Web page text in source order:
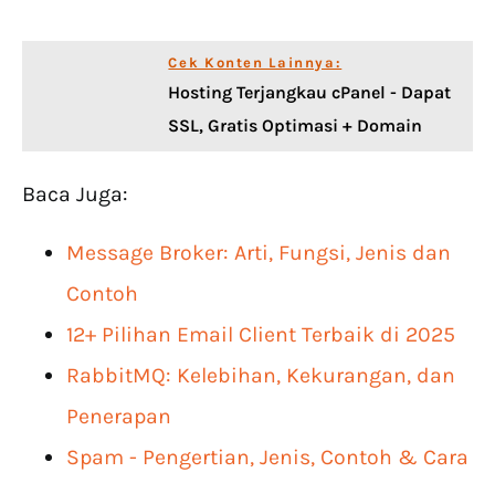
Cek Konten Lainnya:
Hosting Terjangkau cPanel - Dapat
SSL, Gratis Optimasi + Domain
Baca Juga:
Message Broker: Arti, Fungsi, Jenis dan
Contoh
12+ Pilihan Email Client Terbaik di 2025
RabbitMQ: Kelebihan, Kekurangan, dan
Penerapan
Spam - Pengertian, Jenis, Contoh & Cara